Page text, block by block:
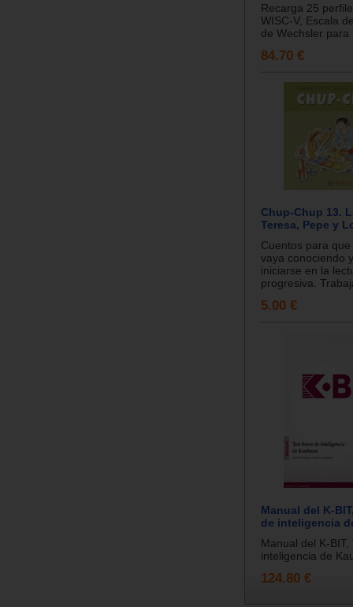
Recarga 25
WISC-V, Escala
de Wechsler para
84.70 €
Chup-Chup 13.
Teresa, Pepe y
Cuentos para
vaya conociendo
iniciarse en la
progresiva.
5.00 €
Manual del K-
de inteligencia
Manual del K-
inteligencia de
124.80 €